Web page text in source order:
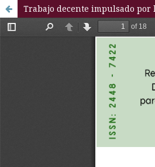
Trabajo decente impulsado